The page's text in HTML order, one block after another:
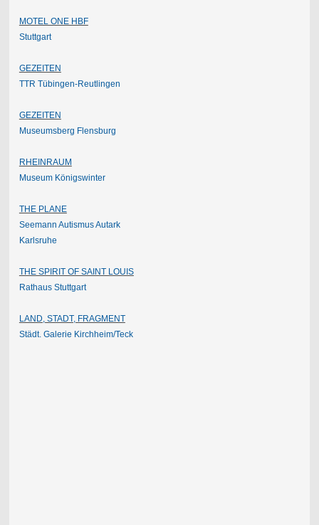
MOTEL ONE HBF
Stuttgart
GEZEITEN
TTR Tübingen-Reutlingen
GEZEITEN
Museumsberg Flensburg
RHEINRAUM
Museum Königswinter
THE PLANE
Seemann Autismus Autark
Karlsruhe
THE SPIRIT OF SAINT LOUIS
Rathaus Stuttgart
LAND, STADT, FRAGMENT
Städt. Galerie Kirchheim/Teck